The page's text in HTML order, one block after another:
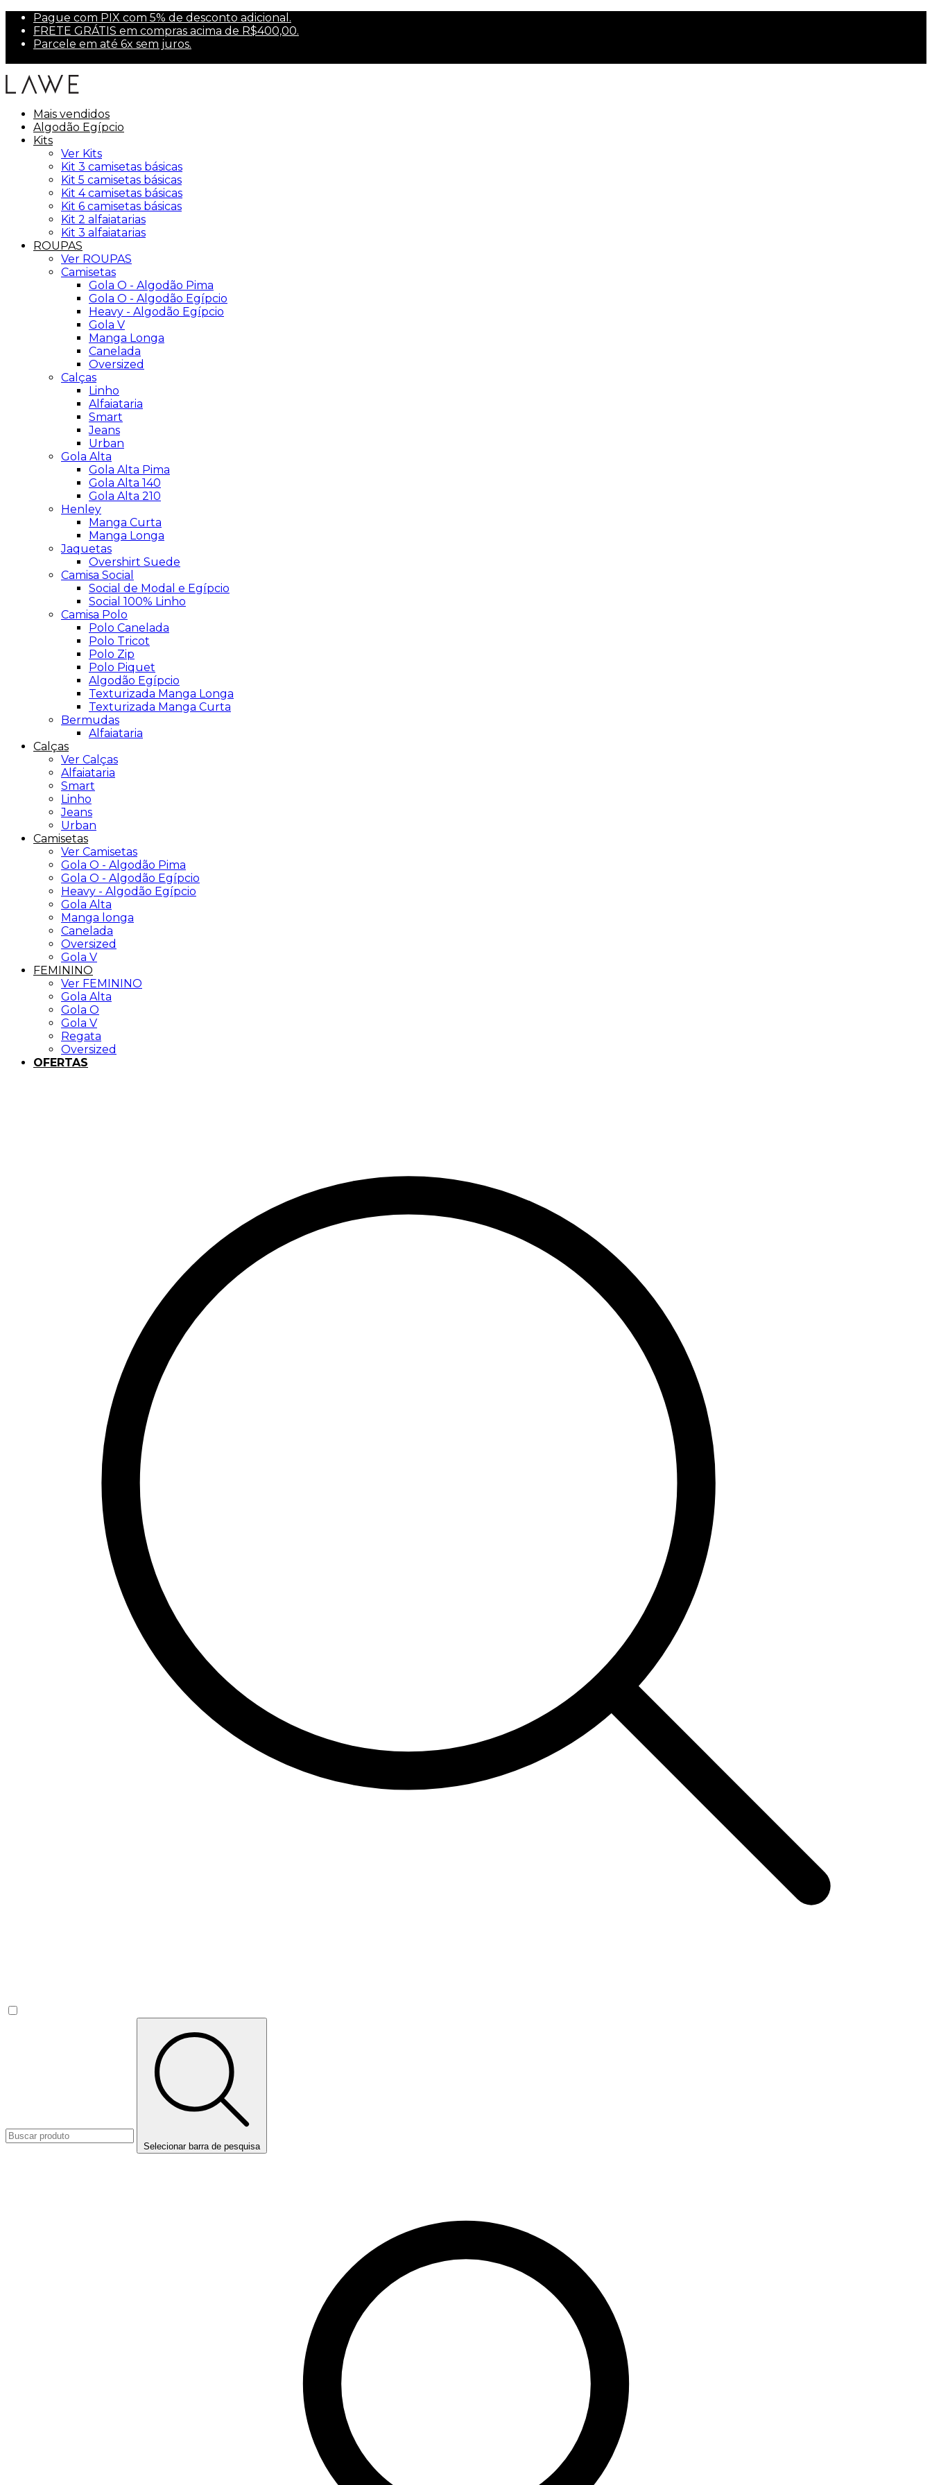
Pague com PIX com 5% de desconto adicional.
FRETE GRÁTIS em compras acima de R$400,00.
Parcele em até 6x sem juros.
Mais vendidos
Algodão Egípcio
Kits
Ver Kits
Kit 3 camisetas básicas
Kit 5 camisetas básicas
Kit 4 camisetas básicas
Kit 6 camisetas básicas
Kit 2 alfaiatarias
Kit 3 alfaiatarias
ROUPAS
Ver ROUPAS
Camisetas
Gola O - Algodão Pima
Gola O - Algodão Egípcio
Heavy - Algodão Egípcio
Gola V
Manga Longa
Canelada
Oversized
Calças
Linho
Alfaiataria
Smart
Jeans
Urban
Gola Alta
Gola Alta Pima
Gola Alta 140
Gola Alta 210
Henley
Manga Curta
Manga Longa
Jaquetas
Overshirt Suede
Camisa Social
Social de Modal e Egípcio
Social 100% Linho
Camisa Polo
Polo Canelada
Polo Tricot
Polo Zip
Polo Piquet
Algodão Egípcio
Texturizada Manga Longa
Texturizada Manga Curta
Bermudas
Alfaiataria
Calças
Ver Calças
Alfaiataria
Smart
Linho
Jeans
Urban
Camisetas
Ver Camisetas
Gola O - Algodão Pima
Gola O - Algodão Egípcio
Heavy - Algodão Egípcio
Gola Alta
Manga longa
Canelada
Oversized
Gola V
FEMININO
Ver FEMININO
Gola Alta
Gola O
Gola V
Regata
Oversized
OFERTAS
Selecionar barra de pesquisa